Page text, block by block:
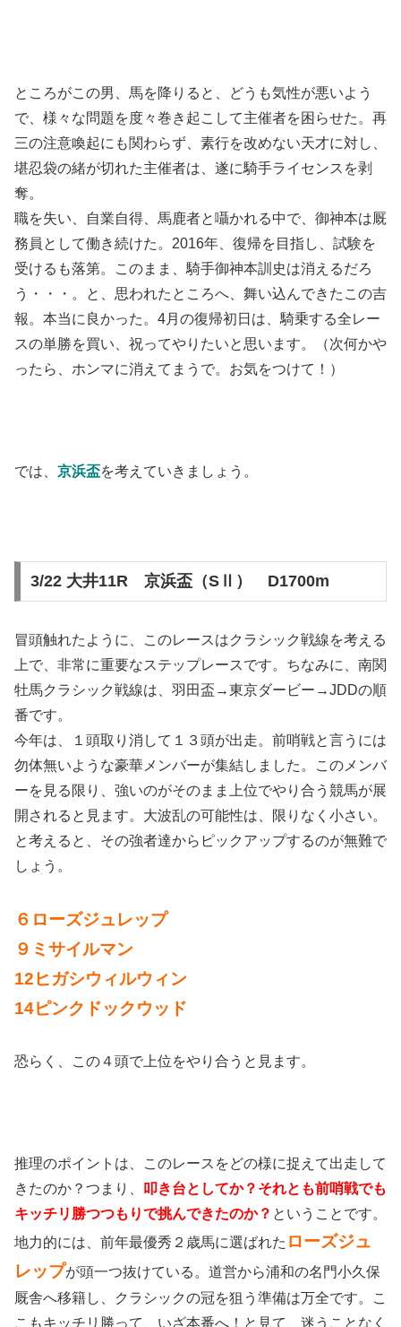
ところがこの男、馬を降りると、どうも気性が悪いよう
で、様々な問題を度々巻き起こして主催者を困らせた。再
三の注意喚起にも関わらず、素行を改めない天才に対し、
堪忍袋の緒が切れた主催者は、遂に騎手ライセンスを剥
奪。
職を失い、自業自得、馬鹿者と囁かれる中で、御神本は厩
務員として働き続けた。2016年、復帰を目指し、試験を
受けるも落第。このまま、騎手御神本訓史は消えるだろ
う・・・。と、思われたところへ、舞い込んできたこの吉
報。本当に良かった。4月の復帰初日は、騎乗する全レー
スの単勝を買い、祝ってやりたいと思います。（次何かや
ったら、ホンマに消えてまうで。お気をつけて！）
では、 京浜盃を考えていきましょう。
3/22 大井11R 京浜盃（SⅡ） D1700m
冒頭触れたように、このレースはクラシック戦線を考える
上で、非常に重要なステップレースです。ちなみに、南関
牡馬クラシック戦線は、羽田盃→東京ダービー→JDDの順
番です。
今年は、１頭取り消して１３頭が出走。前哨戦と言うには
勿体無いような豪華メンバーが集結しました。このメンバ
ーを見る限り、強いのがそのまま上位でやり合う競馬が展
開されると見ます。大波乱の可能性は、限りなく小さい。
と考えると、その強者達からピックアップするのが無難で
しょう。
６ローズジュレップ
９ミサイルマン
12ヒガシウィルウィン
14ピンクドックウッド
恐らく、この４頭で上位をやり合うと見ます。
推理のポイントは、このレースをどの様に捉えて出走して
きたのか？つまり、
叩き台としてか？それとも前哨戦でも
キッチリ勝つつもりで挑んできたのか？ ということです。
地力的には、前年最優秀２歳馬に選ばれた ローズジュ
レップが頭一つ抜けている。道営から浦和の名門小久保
厩舎へ移籍し、クラシックの冠を狙う準備は万全です。こ
こもキッチリ勝って、いざ本番へ！と見て、迷うことなく